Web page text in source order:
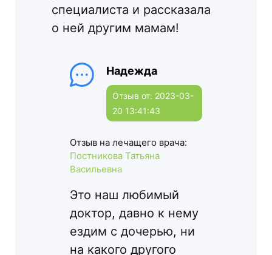
специалиста и рассказала
о ней другим мамам!
Надежда
Отзыв от: 2023-03-
20 13:41:43
Отзыв на лечащего врача:
Постникова Татьяна
Васильевна
Это наш любимый
доктор, давно к нему
ездим с дочерью, ни
на какого другого